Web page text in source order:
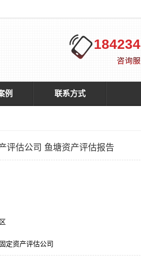
例 联系方式
评估公司 鱼塘资产评估报告
定资产评估公司